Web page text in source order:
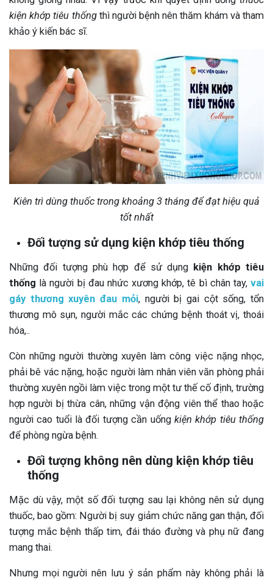
kiện khớp tiêu thốngthì người bệnh nên thăm khám và tham
khảo ý kiến bác sĩ.
Kiên trì dùng thuốc trong khoảng 3 tháng để đạt hiệu quả
tốt nhất
Đối tượng sử dụng kiện khớp tiêu thống
Những đối tượng phù hợp để sử dụng kiện khớp tiêu
thống là người bị đau nhức xương khớp, tê bì chân tay, vai
gáy thương xuyên đau mỏi, người bị gai cột sống, tổn
thương mô sụn, người mắc các chứng bệnh thoát vị, thoái
hóa,..
Còn những người thường xuyên làm công việc nặng nhọc,
phải bê vác nặng, hoặc người làm nhân viên văn phòng phải
thường xuyên ngồi làm việc trong một tư thế cố định, trường
hợp người bị thừa cân, những vận động viên thể thao hoặc
người cao tuổi là đối tượng cần uống kiện khớp tiêu thống
để phòng ngừa bệnh.
Đối tượng không nên dùng kiện khớp tiêu
thống
Mặc dù vậy, một số đối tượng sau lại không nên sử dụng
thuốc, bao gồm: Người bị suy giảm chức năng gan thận, đối
tượng mắc bệnh thấp tim, đái tháo đường và phụ nữ đang
mang thai.
Nhưng mọi người nên lưu ý sản phẩm này không phải là